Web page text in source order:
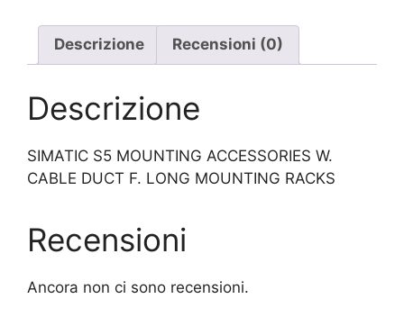
Descrizione Recensioni (0)
Descrizione
SIMATIC S5 MOUNTING ACCESSORIES W.
CABLE DUCT F. LONG MOUNTING RACKS
Recensioni
Ancora non ci sono recensioni.